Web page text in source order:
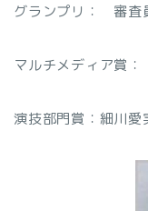
グランプリ： 審査
マルチメディア賞：
演技部門賞：細川愛